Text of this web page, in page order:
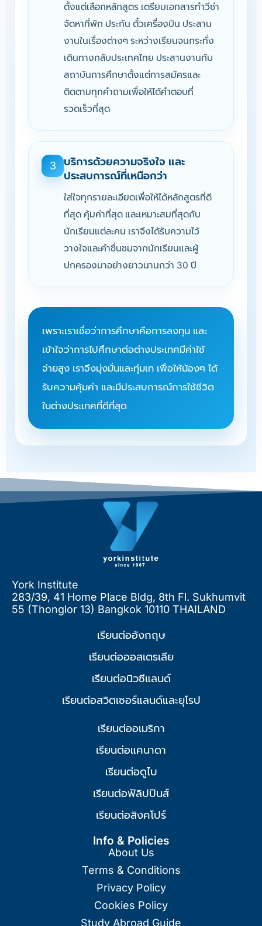
ตั้งแต่เลือกหลักสูตร เตรียมเอกสารทำวีซ่า
จัดหาที่พัก ประกัน ตั๋วเครื่องบิน ประสาน
งานในเรื่องต่างๆ ระหว่างเรียนจนกระทั่ง
เดินทางกลับประเทศไทย ประสานงานกับ
สถาบันการศึกษาตั้งแต่การสมัครและ
ติดตามทุกคำถามเพื่อให้ได้คำตอบที่
รวดเร็วที่สุด
3
บริการด้วยความจริงใจ และ
ประสบการณ์ที่เหนือกว่า
ใส่ใจทุกรายละเอียดเพื่อให้ได้หลักสูตรที่ดี
ที่สุด คุ้มค่าที่สุด และเหมาะสมที่สุดกับ
นักเรียนแต่ละคน เราจึงได้รับความไว้
วางใจและคำชื่นชมจากนักเรียนและผู้
ปกครองมาอย่างยาวนานกว่า 30 ปี
เพราะเราเชื่อว่าการศึกษาคือการลงทุน และ
เข้าใจว่าการไปศึกษาต่อต่างประเทศมีค่าใช้
จ่ายสูง เราจึงมุ่งมั่นและทุ่มเท เพื่อให้น้องๆ ได้
รับความคุ้มค่า และมีประสบการณ์การใช้ชีวิต
ในต่างประเทศที่ดีที่สุด
York Institute
283/39, 41 Home Place Bldg, 8th Fl. Sukhumvit
55 (Thonglor 13) Bangkok 10110 THAILAND
เรียนต่ออังกฤษ
เรียนต่อออสเตรเลีย
เรียนต่อนิวซีแลนด์
เรียนต่อสวิตเซอร์แลนด์และยุโรป
เรียนต่ออเมริกา
เรียนต่อแคนาดา
เรียนต่อดูไบ
เรียนต่อฟิลิปปินส์
เรียนต่อสิงคโปร์
Info & Policies
About Us
Terms & Conditions
Privacy Policy
Cookies Policy
Study Abroad Guide